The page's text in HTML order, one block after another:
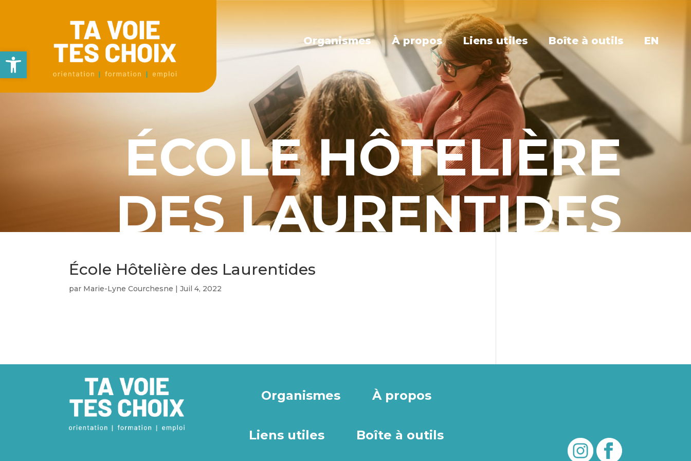
Ouvrir la barre d’outils
Organismes À propos Liens utiles Boîte à outils EN
ÉCOLE HÔTELIÈRE
DES LAURENTIDES
École Hôtelière des Laurentides
par Marie-Lyne Courchesne |Juil 4, 2022
Organismes À propos
Liens utiles Boîte à outils